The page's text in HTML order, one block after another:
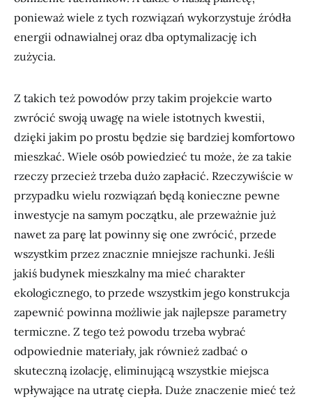
ponieważ wiele z tych rozwiązań wykorzystuje źródła
energii odnawialnej oraz dba optymalizację ich
zużycia.
Z takich też powodów przy takim projekcie warto
zwrócić swoją uwagę na wiele istotnych kwestii,
dzięki jakim po prostu będzie się bardziej komfortowo
mieszkać. Wiele osób powiedzieć tu może, że za takie
rzeczy przecież trzeba dużo zapłacić. Rzeczywiście w
przypadku wielu rozwiązań będą konieczne pewne
inwestycje na samym początku, ale przeważnie już
nawet za parę lat powinny się one zwrócić, przede
wszystkim przez znacznie mniejsze rachunki. Jeśli
jakiś budynek mieszkalny ma mieć charakter
ekologicznego, to przede wszystkim jego konstrukcja
zapewnić powinna możliwie jak najlepsze parametry
termiczne. Z tego też powodu trzeba wybrać
odpowiednie materiały, jak również zadbać o
skuteczną izolację, eliminującą wszystkie miejsca
wpływające na utratę ciepła. Duże znaczenie mieć też